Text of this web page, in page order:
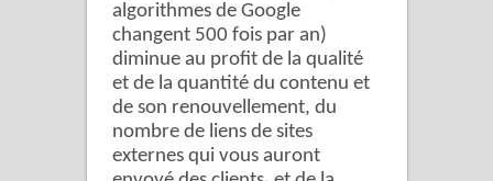
algorithmes de Google
changent 500 fois par an)
diminue au profit de la qualité
et de la quantité du contenu et
de son renouvellement, du
nombre de liens de sites
externes qui vous auront